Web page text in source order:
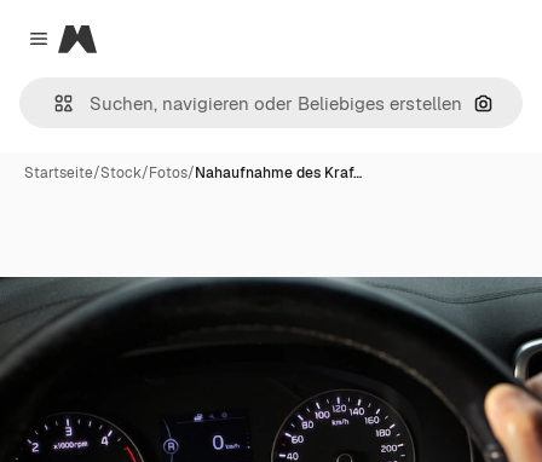
Close menu
Magnific
Nach
Startseite/Stock/Fotos/Nahaufnahme des Kraf…